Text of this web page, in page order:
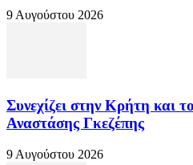
9 Αυγούστου 2026
Συνεχίζει στην Κρήτη και
Αναστάσης Γκεζέπης
9 Αυγούστου 2026